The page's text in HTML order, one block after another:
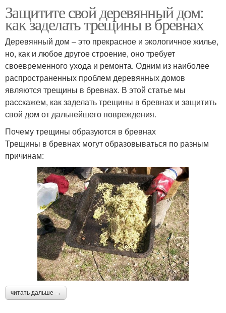
Защитите свой деревянный дом:
как заделать трещины в бревнах
Деревянный дом – это прекрасное и экологичное жилье,
но, как и любое другое строение, оно требует
своевременного ухода и ремонта. Одним из наиболее
распространенных проблем деревянных домов
являются трещины в бревнах. В этой статье мы
расскажем, как заделать трещины в бревнах и защитить
свой дом от дальнейшего повреждения.
Почему трещины образуются в бревнах
Трещины в бревнах могут образовываться по разным
причинам:
читать дальше →